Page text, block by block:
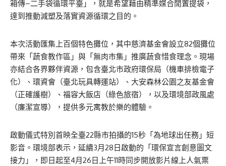
箱傳–二手袋循環平臺」 ，就是希望藉由精準媒合閒置提袋 ，
達到推動減塑及落實資源循環之目的 。
本次活動匯集上百個特色攤位，其中慈濟基金會設立82個攤位
帶來「蔬食教作區」與「無肉市集」推廣蔬食惜食理念。現場
亦結合各界夥伴資源，包含臺北市政府環保局（機車排檢電子
化）、環資會（臺北玩具轉運站）、大安森林公園之友基金會
（正確護樹）、福容大飯店（綠色旅宿），以及環境部政風處
（廉潔宣導），提供多元寓教於樂的體驗。
啟動儀式特別首映全臺22縣市拍攝的15秒「為地球出任務」短
影音。環境部表示，延續3月28 日啟動的「環保宣言創意圖文
接力」，即日起至4月26 日上午11時同步開放影片線上人氣票